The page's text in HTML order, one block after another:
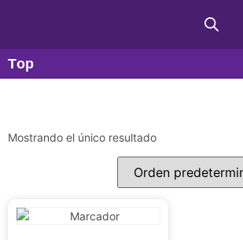
Top
Mostrando el único resultado